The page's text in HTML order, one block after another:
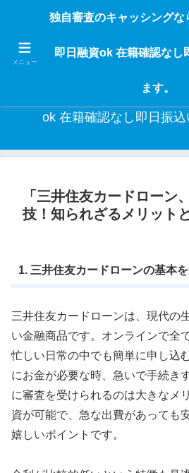
独自審査のフリーローンならビスタなら24時
な入用があっても安心！融資率97％！仕事を
日返済の１ヶ月融資で借りら
独自審査のキャッシングなら
ok 在籍確認なし即日振込
「三井住友カードローン
技！知られざるメリット
1. 三井住友カードローンの基本
三井住友カードローンは、現代の
い金融商品です。オンラインで全
忙しい日常の中でも簡単に申し込
にお金が必要な時、急いで手続き
に審査を受けられるのは大きなメ
資が可能で、急な出費があっても
嬉しいポイントです。
メニュー
独自審査のキャッシングな
即日融資ok 在籍確認なし
ます。